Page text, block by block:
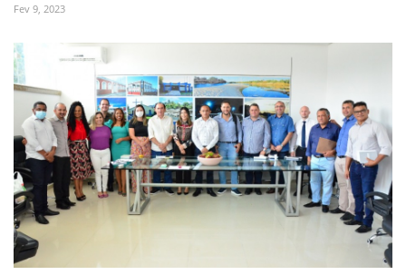
Fev 9, 2023